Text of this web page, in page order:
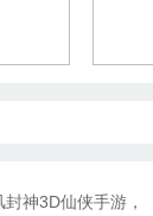
神3D仙侠手游，